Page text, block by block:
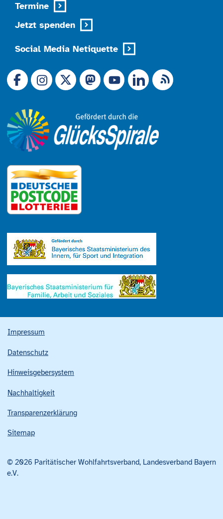
Termine
Jetzt spenden
Social Media Netiquette
Link zu X (Ex-Twitter)
RSS-Feed
Impressum
Datenschutz
Hinweisgebersystem
Nachhaltigkeit
Transparenzerklärung
Sitemap
© 2026 Paritätischer Wohlfahrtsverband, Landesverband Bayern
e.V.